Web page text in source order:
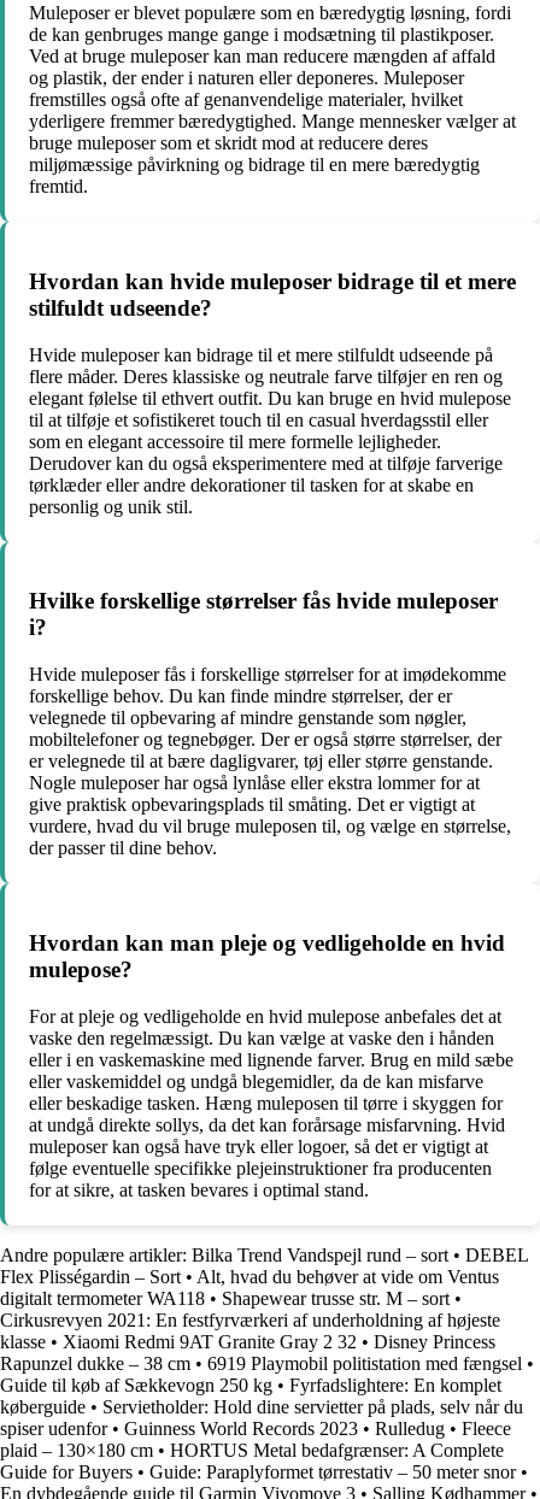
Muleposer er blevet populære som en bæredygtig løsning, fordi
de kan genbruges mange gange i modsætning til plastikposer.
Ved at bruge muleposer kan man reducere mængden af affald
og plastik, der ender i naturen eller deponeres. Muleposer
fremstilles også ofte af genanvendelige materialer, hvilket
yderligere fremmer bæredygtighed. Mange mennesker vælger at
bruge muleposer som et skridt mod at reducere deres
miljømæssige påvirkning og bidrage til en mere bæredygtig
fremtid.
Hvordan kan hvide muleposer bidrage til et mere
stilfuldt udseende?
Hvide muleposer kan bidrage til et mere stilfuldt udseende på
flere måder. Deres klassiske og neutrale farve tilføjer en ren og
elegant følelse til ethvert outfit. Du kan bruge en hvid mulepose
til at tilføje et sofistikeret touch til en casual hverdagsstil eller
som en elegant accessoire til mere formelle lejligheder.
Derudover kan du også eksperimentere med at tilføje farverige
tørklæder eller andre dekorationer til tasken for at skabe en
personlig og unik stil.
Hvilke forskellige størrelser fås hvide muleposer
i?
Hvide muleposer fås i forskellige størrelser for at imødekomme
forskellige behov. Du kan finde mindre størrelser, der er
velegnede til opbevaring af mindre genstande som nøgler,
mobiltelefoner og tegnebøger. Der er også større størrelser, der
er velegnede til at bære dagligvarer, tøj eller større genstande.
Nogle muleposer har også lynlåse eller ekstra lommer for at
give praktisk opbevaringsplads til småting. Det er vigtigt at
vurdere, hvad du vil bruge muleposen til, og vælge en størrelse,
der passer til dine behov.
Hvordan kan man pleje og vedligeholde en hvid
mulepose?
For at pleje og vedligeholde en hvid mulepose anbefales det at
vaske den regelmæssigt. Du kan vælge at vaske den i hånden
eller i en vaskemaskine med lignende farver. Brug en mild sæbe
eller vaskemiddel og undgå blegemidler, da de kan misfarve
eller beskadige tasken. Hæng muleposen til tørre i skyggen for
at undgå direkte sollys, da det kan forårsage misfarvning. Hvid
muleposer kan også have tryk eller logoer, så det er vigtigt at
følge eventuelle specifikke plejeinstruktioner fra producenten
for at sikre, at tasken bevares i optimal stand.
Andre populære artikler: Bilka Trend Vandspejl rund – sort • DEBEL
Flex Plisségardin – Sort • Alt, hvad du behøver at vide om Ventus
digitalt termometer WA118 • Shapewear trusse str. M – sort •
Cirkusrevyen 2021: En festfyrværkeri af underholdning af højeste
klasse • Xiaomi Redmi 9AT Granite Gray 2 32 • Disney Princess
Rapunzel dukke – 38 cm • 6919 Playmobil politistation med fængsel •
Guide til køb af Sækkevogn 250 kg • Fyrfadslightere: En komplet
køberguide • Servietholder: Hold dine servietter på plads, selv når du
spiser udenfor• Guinness World Records 2023 • Rulledug • Fleece
plaid – 130×180 cm • HORTUS Metal bedafgrænser: A Complete
Guide for Buyers • Guide: Paraplyformet tørrestativ – 50 meter snor•
En dybdegående guide til Garmin Vivomove 3 • Salling Kødhammer•